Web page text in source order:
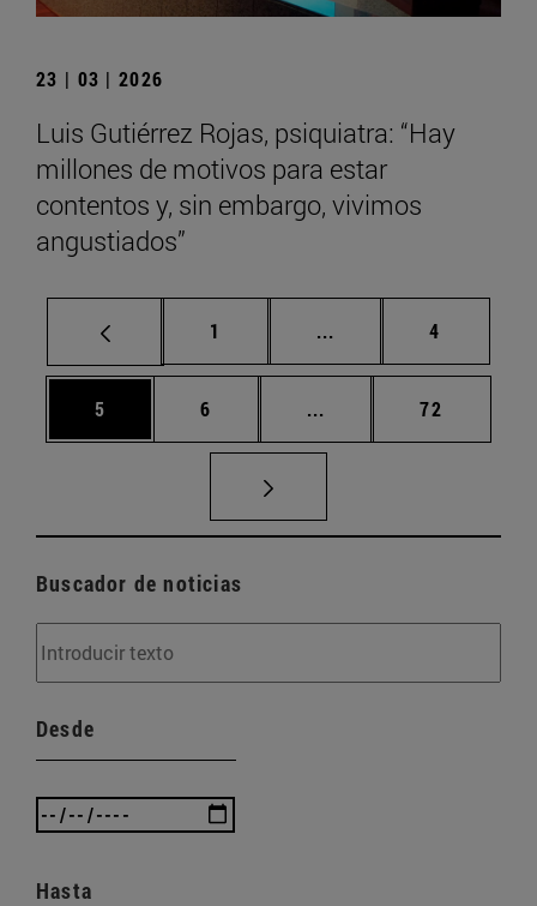
23 | 03 | 2026
Luis Gutiérrez Rojas, psiquiatra: “Hay
millones de motivos para estar
contentos y, sin embargo, vivimos
angustiados”
Página
1 ... Páginas intermedias
Página
4
Página
5 Página
6 ... Páginas intermedias
Página
72
Buscador de noticias
Desde
Hasta